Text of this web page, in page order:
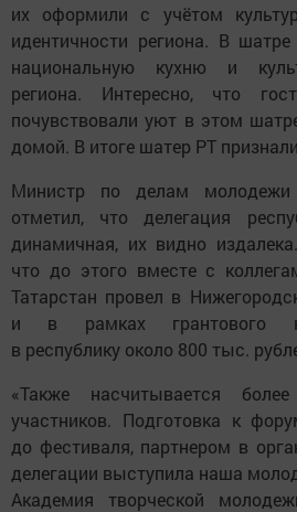
их оформили с учётом
идентичности региона. В шатре
национальную кухню и
региона. Интересно, что
почувствовали уют в этом
домой. В итоге шатер РТ
Министр по делам
отметил, что делегация
динамичная, их видно
что до этого вместе с
Татарстан провел в
и в рамках грантового
в республику около 800 тыс.
«Также насчитывается
участников. Подготовка к
до фестиваля, партнером в
делегации выступила наша
Академия творческой